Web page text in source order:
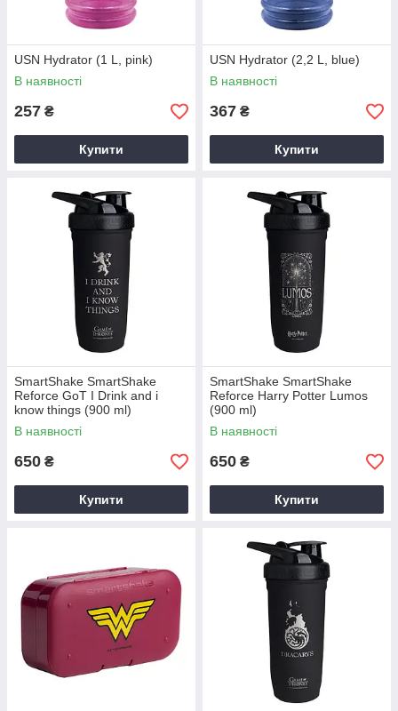
USN Hydrator (1 L, pink)
В наявності
257 ₴
Купити
USN Hydrator (2,2 L, blue)
В наявності
367 ₴
Купити
SmartShake SmartShake
Reforce GoT I Drink and i
know things (900 ml)
В наявності
650 ₴
Купити
SmartShake SmartShake
Reforce Harry Potter Lumos
(900 ml)
В наявності
650 ₴
Купити